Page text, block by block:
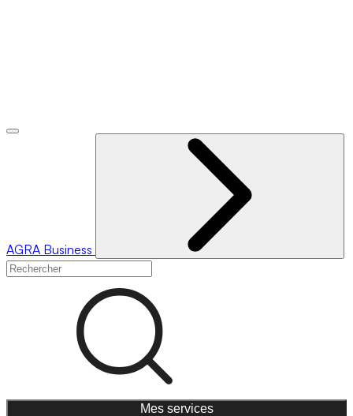
AGRA Business
Mes services